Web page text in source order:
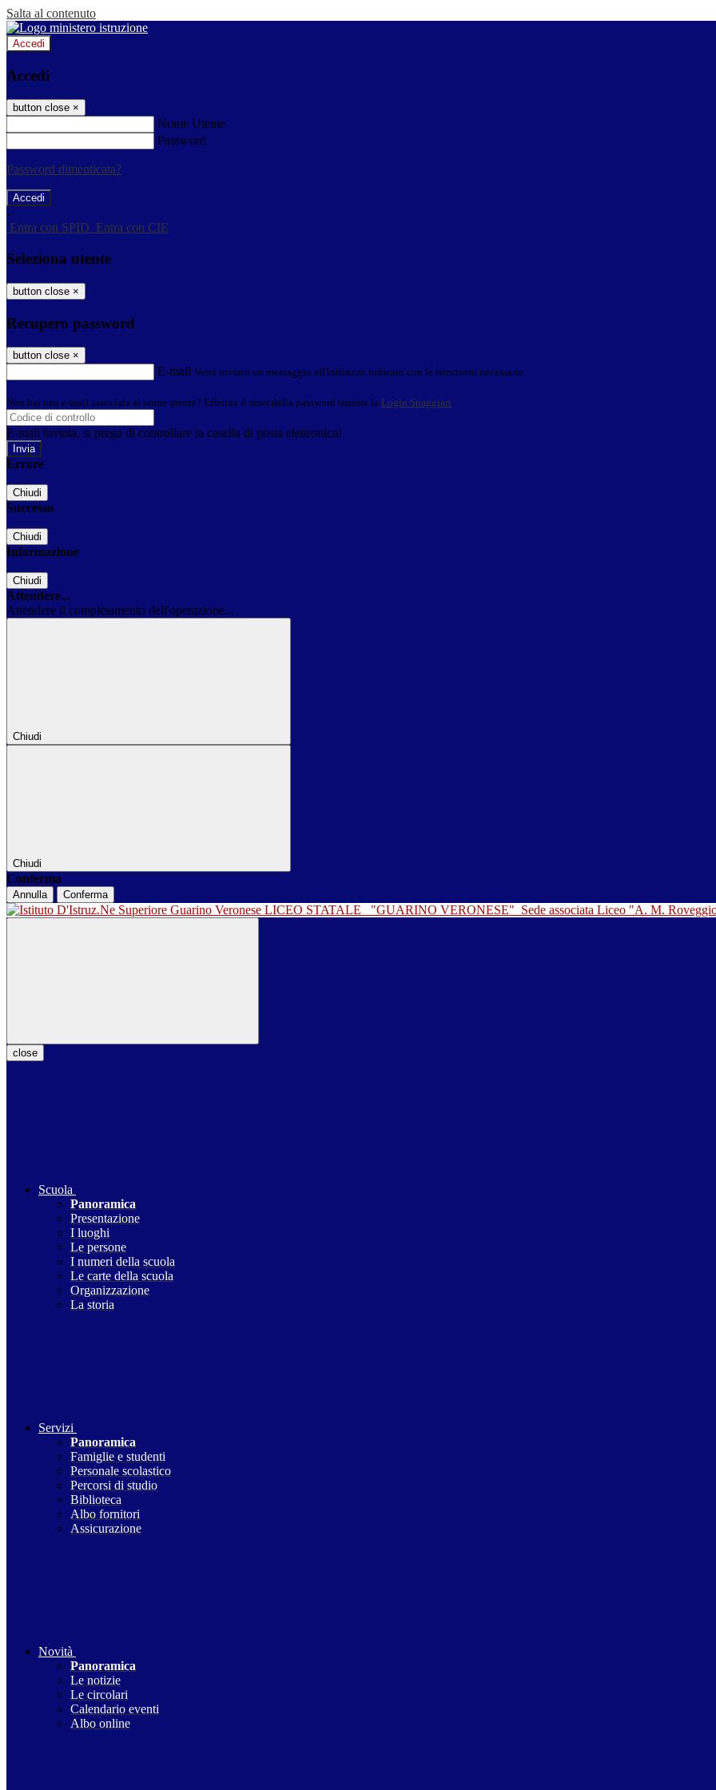
Salta al contenuto
Accedi
Accedi
button close ×
Nome Utente
Password
Password dimenticata?
-
Entra con SPID Entra con CIE
Seleziona utente
button close ×
Recupero password
button close ×
E-mail Verrà inviato un messaggio all'indirizzo indicato con le istruzioni necessarie.
Non hai una e-mail associata al nome utente? Effettua il reset della password tramite la Login Spaggiari
E-mail inviata, si prega di controllare la casella di posta elettronica!
Errore
Chiudi
Successo
Chiudi
Informazione
Chiudi
Attendere...
Attendere il completamento dell'operazione...
Chiudi
Chiudi
Conferma
Annulla Conferma
LICEO STATALE "GUARINO VERONESE" Sede associata Liceo "A. M.
close
Scuola
Panoramica
Presentazione
I luoghi
Le persone
I numeri della scuola
Le carte della scuola
Organizzazione
La storia
Servizi
Panoramica
Famiglie e studenti
Personale scolastico
Percorsi di studio
Biblioteca
Albo fornitori
Assicurazione
Novità
Panoramica
Le notizie
Le circolari
Calendario eventi
Albo online